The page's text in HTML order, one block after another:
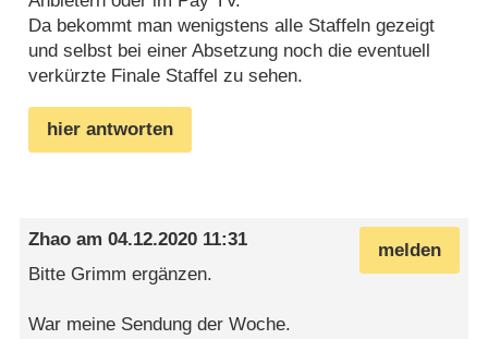
Da bekommt man wenigstens alle Staffeln gezeigt
und selbst bei einer Absetzung noch die eventuell
verkürzte Finale Staffel zu sehen.
hier antworten
melden
Zhao am04.12.2020 11:31
Bitte Grimm ergänzen.
War meine Sendung der Woche.